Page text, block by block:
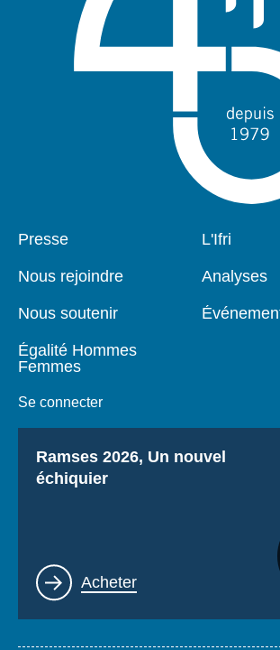
Pied
page
Presse
Nous rejoindre
Nous soutenir
Égalité Hommes
Femmes
Se connecter
Navigation
L'Ifri
Analyses
Titre
Ramses 2026, Un nouvel
échiquier
Lien
Acheter